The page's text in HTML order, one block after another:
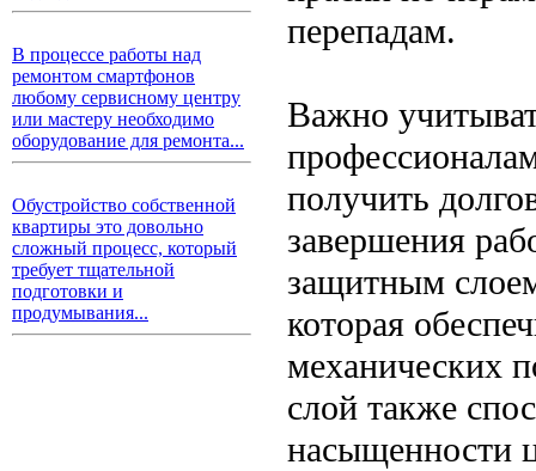
В процессе работы над
ремонтом смартфонов
любому сервисному центру
или мастеру необходимо
оборудование для ремонта...
Обустройство собственной
квартиры это довольно
сложный процесс, который
требует тщательной
подготовки и
продумывания...
перепадам.
Важно
получить
завершения
защитным
которая
механических
слой также
насыщенности